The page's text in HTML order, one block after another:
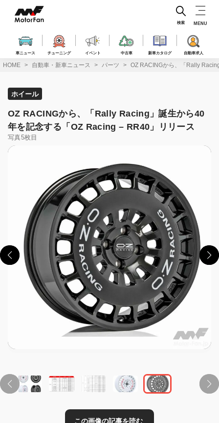
ス
車ニュース チューニング イベント 中古車 新車カタログ 自動車求人
検索 MENU
HOME 自動車・新車ニュース パーツ OZ RACINGから、「Rally
ホイール
OZ RACINGから、「Rally Racing」誕生から40
年を記念する「OZ Racing – RR40」リリース
写真5枚目